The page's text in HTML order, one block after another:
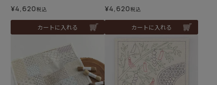
¥4,620税込
カートに入れる
¥4,620税込
カートに入れる